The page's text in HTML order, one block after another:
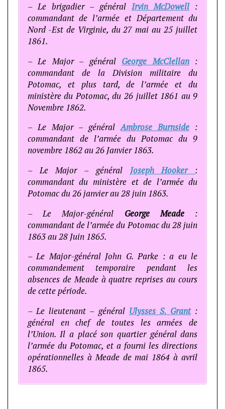
– Le brigadier – généralIrvin McDowell :
commandant de l’armée et Département du
Nord -Est de Virginie, du 27 mai au 25 juillet
1861.
– Le Major – général George McClellan:
commandant de la Division militaire du
Potomac, et plus tard, de l’armée et du
ministère du Potomac, du 26 juillet 1861 au 9
Novembre 1862.
– Le Major – généralAmbrose Burnside :
commandant de l’armée du Potomac du 9
novembre 1862 au 26 Janvier 1863.
– Le Major – général Joseph Hooker
:
commandant du ministère et de l’armée du
Potomac du 26 janvier au 28 juin 1863.
– Le Major-général George Meade:
commandant de l’armée du Potomac du 28 juin
1863 au 28 Juin 1865.
– Le Major-général John G. Parke : a eu le
commandement temporaire pendant les
absences de Meade à quatre reprises au cours
de cette période.
– Le lieutenant – général Ulysses S. Grant:
général en chef de toutes les armées de
l’Union. Il a placé son quartier général dans
l’armée du Potomac, et a fourni les directions
opérationnelles à Meade de mai 1864 à avril
1865.